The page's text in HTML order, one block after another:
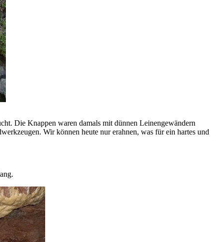
Die Knappen waren damals mit dünnen Leinengewändern
Wir können heute nur erahnen, was für ein hartes und